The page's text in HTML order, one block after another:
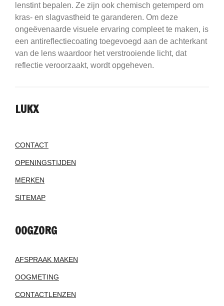
lenstint bepalen. Ze zijn ook chemisch getemperd om
kras- en slagvastheid te garanderen. Om deze
ongeëvenaarde visuele ervaring compleet te maken, is
een antireflectiecoating toegevoegd aan de achterkant
van de lens waardoor het verstrooiende licht, dat
reflectie veroorzaakt, wordt opgeheven.
LUKX
CONTACT
OPENINGSTIJDEN
MERKEN
SITEMAP
OOGZORG
AFSPRAAK MAKEN
OOGMETING
CONTACTLENZEN